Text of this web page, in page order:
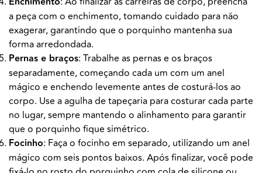
a peça com o enchimento, tomando cuidado para não
exagerar, garantindo que o porquinho mantenha sua
forma arredondada.
Pernas e braços: Trabalhe as pernas e os braços
separadamente, começando cada um com um anel
mágico e enchendo levemente antes de costurá-los ao
corpo. Use a agulha de tapeçaria para costurar cada parte
no lugar, sempre mantendo o alinhamento para garantir
que o porquinho fique simétrico.
Focinho: Faça o focinho em separado, utilizando um anel
mágico com seis pontos baixos. Após finalizar, você pode